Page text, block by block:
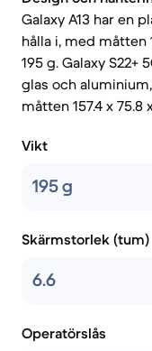
Galaxy A13 har en
hålla i, med måtten
195 g. Galaxy
glas och
måtten 157.4 x 75.8
Vikt
195 g
Skärmstorlek (tum)
6.6
Operatörslås